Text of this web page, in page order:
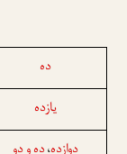
ده
یازده